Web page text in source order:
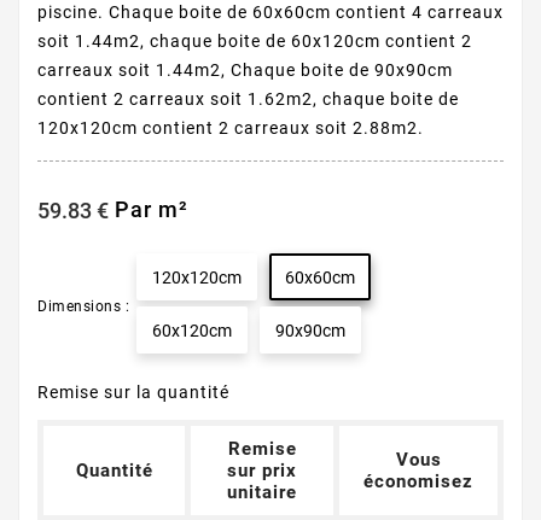
piscine. Chaque boite de 60x60cm contient 4 carreaux
soit 1.44m2, chaque boite de 60x120cm contient 2
carreaux soit 1.44m2, Chaque boite de 90x90cm
contient 2 carreaux soit 1.62m2, chaque boite de
120x120cm contient 2 carreaux soit 2.88m2.
59.83 € Par m²
Dimensions :
120x120cm 60x60cm
60x120cm 90x90cm
Remise sur la quantité
Quantité
Remise
sur prix
unitaire
Vous
économisez